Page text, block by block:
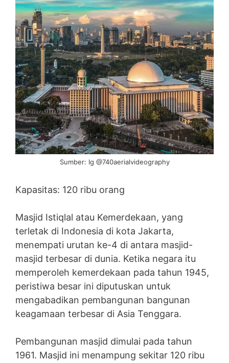
Sumber: Ig @740aerialvideography
Kapasitas: 120 ribu orang
Masjid Istiqlal atau Kemerdekaan, yang
terletak di Indonesia di kota Jakarta,
menempati urutan ke-4 di antara masjid-
masjid terbesar di dunia. Ketika negara itu
memperoleh kemerdekaan pada tahun 1945,
peristiwa besar ini diputuskan untuk
mengabadikan pembangunan bangunan
keagamaan terbesar di Asia Tenggara.
Pembangunan masjid dimulai pada tahun
1961. Masjid ini menampung sekitar 120 ribu